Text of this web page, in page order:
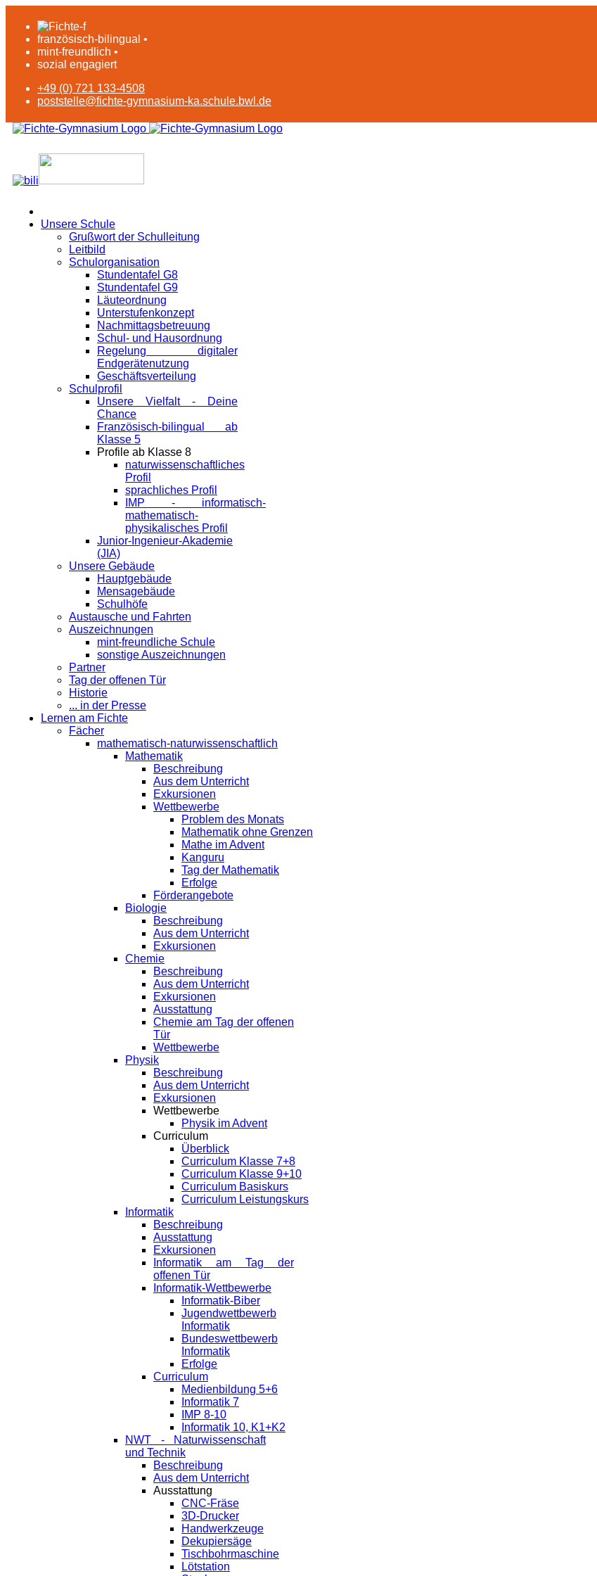
französisch-bilingual •
mint-freundlich •
sozial engagiert
+49 (0) 721 133-4508
poststelle@fichte-gymnasium-ka.schule.bwl.de
Unsere Schule
Grußwort der Schulleitung
Leitbild
Schulorganisation
Stundentafel G8
Stundentafel G9
Läuteordnung
Unterstufenkonzept
Nachmittagsbetreuung
Schul- und Hausordnung
Regelung digitaler
Endgeräte­nutzung
Geschäftsverteilung
Schulprofil
Unsere Vielfalt - Deine
Chance
Französisch-bilingual ab
Klasse 5
Profile ab Klasse 8
naturwissenschaftliches
Profil
sprachliches Profil
IMP - informatisch-
mathematisch-
physikalisches Profil
Junior-Ingenieur-Akademie
(JIA)
Unsere Gebäude
Hauptgebäude
Mensagebäude
Schulhöfe
Austausche und Fahrten
Auszeichnungen
mint-freundliche Schule
sonstige Auszeichnungen
Partner
Tag der offenen Tür
Historie
... in der Presse
Lernen am Fichte
Fächer
mathematisch-naturwissenschaftlich
Mathematik
Beschreibung
Aus dem Unterricht
Exkursionen
Wettbewerbe
Problem des Monats
Mathematik ohne Grenzen
Mathe im Advent
Kanguru
Tag der Mathematik
Erfolge
Förderangebote
Biologie
Beschreibung
Aus dem Unterricht
Exkursionen
Chemie
Beschreibung
Aus dem Unterricht
Exkursionen
Ausstattung
Chemie am Tag der offenen
Tür
Wettbewerbe
Physik
Beschreibung
Aus dem Unterricht
Exkursionen
Wettbewerbe
Physik im Advent
Curriculum
Überblick
Curriculum Klasse 7+8
Curriculum Klasse 9+10
Curriculum Basiskurs
Curriculum Leistungskurs
Informatik
Beschreibung
Ausstattung
Exkursionen
Informatik am Tag der
offenen Tür
Informatik-Wettbewerbe
Informatik-Biber
Jugendwettbewerb
Informatik
Bundeswettbewerb
Informatik
Erfolge
Curriculum
Medienbildung 5+6
Informatik 7
IMP 8-10
Informatik 10, K1+K2
NWT - Naturwissenschaft
und Technik
Beschreibung
Aus dem Unterricht
Ausstattung
CNC-Fräse
3D-Drucker
Handwerkzeuge
Dekupiersäge
Tischbohrmaschine
Lötstation